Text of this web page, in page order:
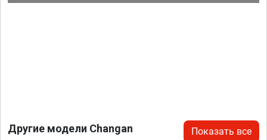
Другие модели Changan Показать все